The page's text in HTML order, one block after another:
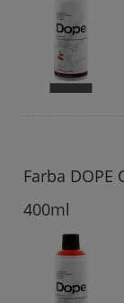
Farba DOPE
400ml